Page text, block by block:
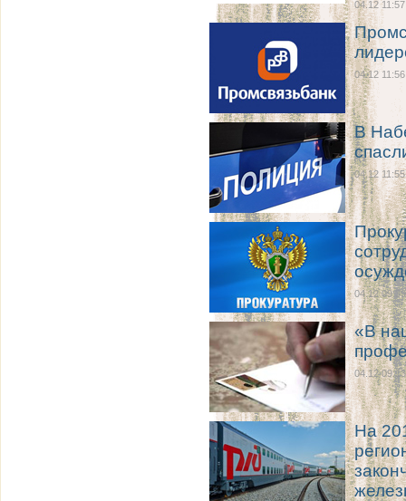
04.12 11:57
04.12 11:56
В
04.12 11:55
04.12 09:39
«В
04.12 09:13
На